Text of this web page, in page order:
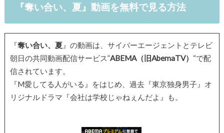
『奪い合い、夏』動画を無料で見る方法
『奪い合い、夏』の動画は、サイバーエージェントとテレビ
朝日の共同動画配信サービス”ABEMA（旧AbemaTV） “で配
信されています。
『M愛してる人がいる』をはじめ、過去『東京独身男子』オ
リジナルドラマ『会社は学校じゃねぇんだよ』も。